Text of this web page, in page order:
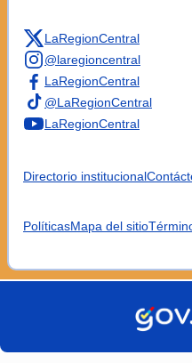
LaRegionCentral
@laregioncentral
LaRegionCentral
@LaRegionCentral
LaRegionCentral
Directorio institucional
PolíticasMapa del sitio